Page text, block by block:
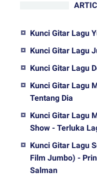
Kunci Gitar Lagu
Kunci Gitar Lagu
Kunci Gitar Lagu
Kunci Gitar Lagu
Tentang Dia
Kunci Gitar Lagu
Show - Terluka
Kunci Gitar Lagu
Film Jumbo) -
Salman